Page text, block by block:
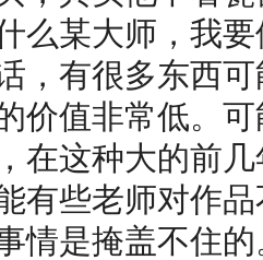
么某大师，我
，有很多东西
价值非常低。
在这种大的前
有些老师对作
情是掩盖不住的